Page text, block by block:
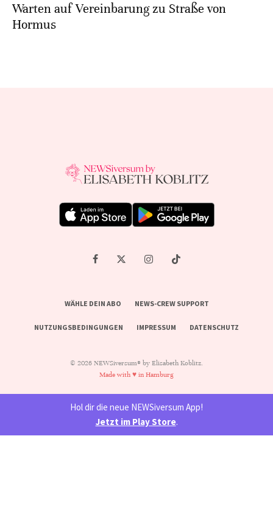
Warten auf Vereinbarung zu Straße von
Hormus
WÄHLE DEIN ABO NEWS-CREW SUPPORT
NUTZUNGSBEDINGUNGEN IMPRESSUM DATENSCHUTZ
© 2026 NEWSiversum® by Elisabeth Koblitz.
Made with ♥ in Hamburg
Hol dir die neue NEWSiversum App!
Jetzt im Play Store.